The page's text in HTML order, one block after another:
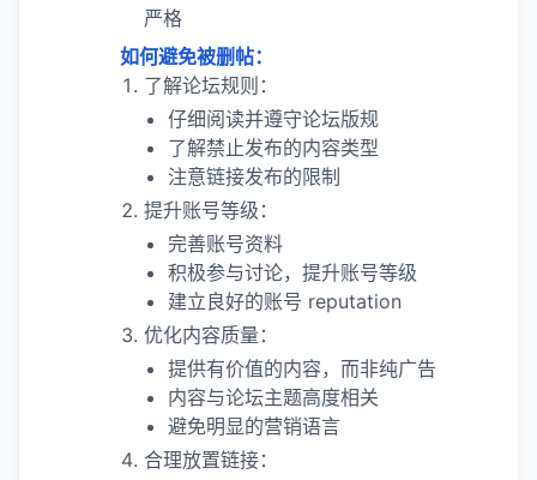
严格
如何避免被删帖：
了解论坛规则：
仔细阅读并遵守论坛版规
了解禁止发布的内容类型
注意链接发布的限制
提升账号等级：
完善账号资料
积极参与讨论，提升账号等级
建立良好的账号 reputation
优化内容质量：
提供有价值的内容，而非纯广告
内容与论坛主题高度相关
避免明显的营销语言
合理放置链接：